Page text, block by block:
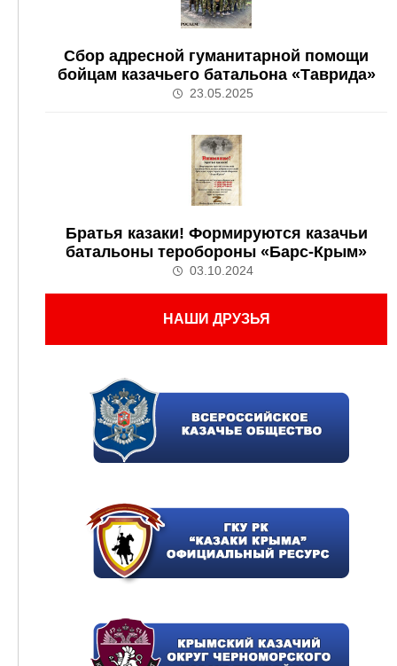
Сбор адресной гуманитарной помощи
бойцам казачьего батальона «Таврида»
23.05.2025
Братья казаки! Формируются казачьи
батальоны теробороны «Барс-Крым»
03.10.2024
НАШИ ДРУЗЬЯ